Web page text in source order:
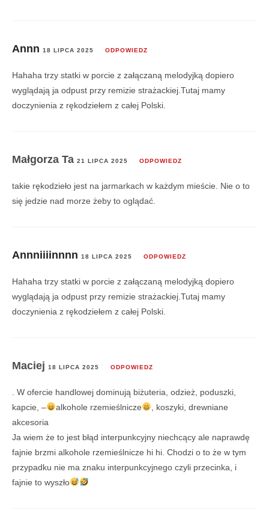
Annn 18 LIPCA 2025 ODPOWIEDZ
Hahaha trzy statki w porcie z załączaną melodyjką dopiero
wyglądają ja odpust przy remizie strażackiej.Tutaj mamy
doczynienia z rękodziełem z całej Polski.
Małgorza Ta 21 LIPCA 2025 ODPOWIEDZ
takie rękodzieło jest na jarmarkach w każdym mieście. Nie o to
się jedzie nad morze żeby to oglądać.
Annniiiinnnn 18 LIPCA 2025 ODPOWIEDZ
Hahaha trzy statki w porcie z załączaną melodyjką dopiero
wyglądają ja odpust przy remizie strażackiej.Tutaj mamy
doczynienia z rękodziełem z całej Polski.
Maciej 18 LIPCA 2025 ODPOWIEDZ
. W ofercie handlowej dominują biżuteria, odzież, poduszki,
kapcie, –
alkohole rzemieślnicze
, koszyki, drewniane
akcesoria
Ja wiem że to jest błąd interpunkcyjny niechcący ale naprawdę
fajnie brzmi alkohole rzemieślnicze hi hi. Chodzi o to że w tym
przypadku nie ma znaku interpunkcyjnego czyli przecinka, i
fajnie to wyszło